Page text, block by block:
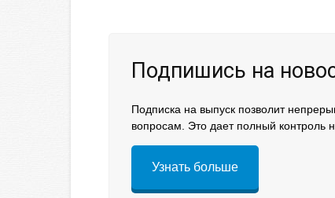
Подпишись на
Подписка на выпуск позволит
вопросам. Это дает полный контроль
Узнать больше